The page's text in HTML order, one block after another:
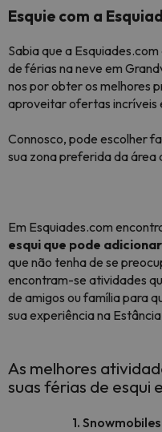
Esquie com a
Sabia que a
de férias na neve em
nos por obter os melhores
aproveitar ofertas incríveis
Connosco, pode escolher
sua zona preferida da área
Em Esquiades.com
esqui que pode
que não tenha de se
encontram-se atividades
de amigos ou família para
sua experiência na
As melhores
suas férias de esqui
1. Snowmobiles